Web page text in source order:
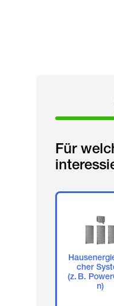
Für
cher
(z. B.
n)